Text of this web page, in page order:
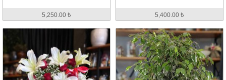
5,250.00 ₺ 5,400.00 ₺